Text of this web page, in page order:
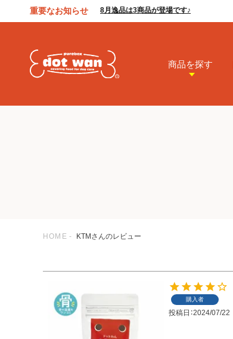
重要なお知らせ 8月逸品は3商品が登場です♪
商品を探す
HOME KTMさんのレビュー
購入者
投稿日 2024/07/22